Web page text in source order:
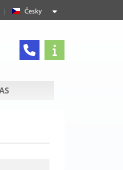
Česky